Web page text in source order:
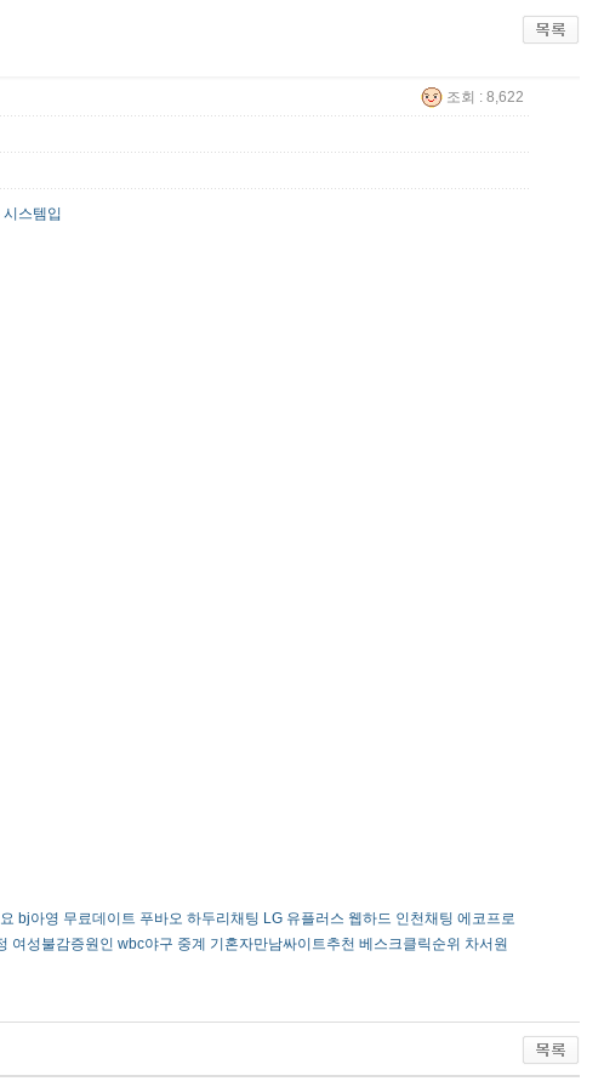
조회 : 8,622
스템입
bj아영 무료데이트 푸바오 하­두­리­채­팅 LG 유플러스 웹하드 인천채팅 에코프로
여­성­불­감­증­원­인 wbc야구 중계 기혼자만남싸이트추천 베스크클릭순위 차서원